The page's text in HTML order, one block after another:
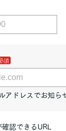
アドレスでお知ら
認できるURL